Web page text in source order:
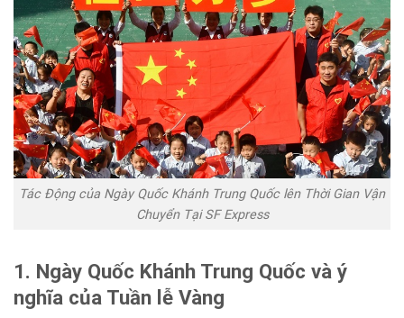
Tác Động của Ngày Quốc Khánh Trung Quốc lên Thời Gian Vận
Chuyển Tại SF Express
1. Ngày Quốc Khánh Trung Quốc và ý
nghĩa của Tuần lễ Vàng